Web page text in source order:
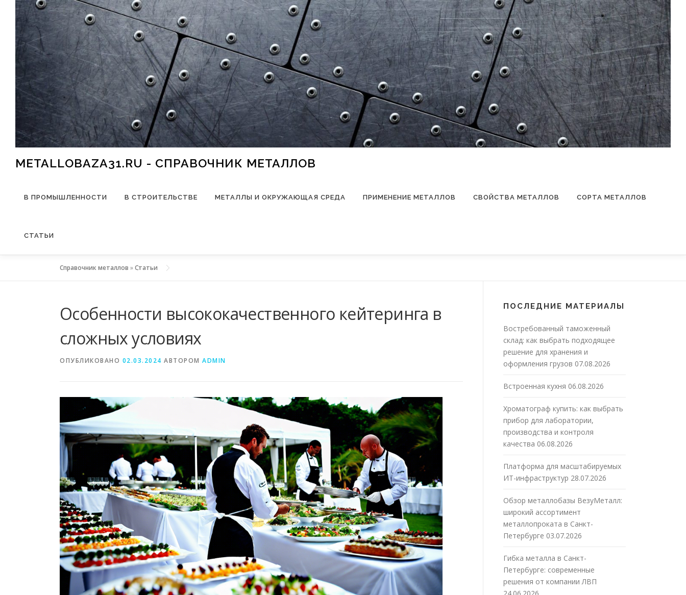
Перейти к содержимому
METALLOBAZA31.RU - СПРАВОЧНИК МЕТАЛЛОВ
В ПРОМЫШЛЕННОСТИ В СТРОИТЕЛЬСТВЕ МЕТАЛЛЫ И ОКРУЖАЮЩАЯ СРЕДА ПРИМЕНЕНИЕ МЕТАЛЛОВ СВОЙСТВА МЕТАЛЛОВ СОРТА МЕТАЛЛОВ
СТАТЬИ
Справочник металлов »Статьи
Особенности высококачественного кейтеринга в
сложных условиях
ОПУБЛИКОВАНО 02.03.2024 АВТОРОМ ADMIN
ПОСЛЕДНИЕ МАТЕРИАЛЫ
Востребованный таможенный
склад: как выбрать подходящее
решение для хранения и
оформления грузов 07.08.2026
Встроенная кухня 06.08.2026
Хроматограф купить: как выбрать
прибор для лаборатории,
производства и контроля
качества 06.08.2026
Платформа для масштабируемых
ИТ-инфраструктур 28.07.2026
Обзор металлобазы ВезуМеталл:
широкий ассортимент
металлопроката в Санкт-
Петербурге 03.07.2026
Гибка металла в Санкт-
Петербурге: современные
решения от компании ЛВП